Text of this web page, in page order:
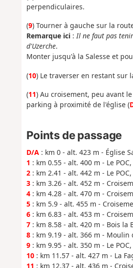
perpendiculaires.
(9) Tourner à gauche sur la
Remarque ici:Il ne faut pas
d'Uzerche.
Monter jusqu'à la Salesse et
(10) Le traverser en restant sur
(11) Au croisement, peu avant
parking à proximité de l'église (
Points de passage
D/A: km 0 - alt. 423 m - Église
1 : km 0.55 - alt. 400 m - Le
2: km 2.41 - alt. 442 m - Le
3: km 3.26 - alt. 452 m -
4: km 4.28 - alt. 470 m -
5: km 5.9 - alt. 455 m -
6: km 6.83 - alt. 453 m -
7: km 8.58 - alt. 420 m - Bois la
8: km 9.19 - alt. 366 m - Moulin
9: km 9.95 - alt. 350 m - Le
10: km 11.57 - alt. 427 m - La
11 : km 12.37 - alt. 436 m -